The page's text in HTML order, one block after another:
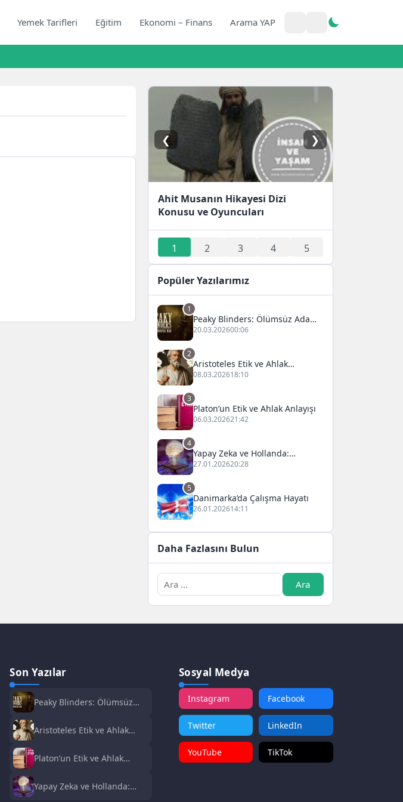
Yemek Tarifleri Eğitim Ekonomi – Finans Arama YAP
Ahit Musanın Hikayesi Dizi
Konusu ve Oyuncuları
❮ ❯
1 2 3 4 5
Popüler Yazılarımız
1
Peaky Blinders: Ölümsüz Adam
Film Konusu, Oyuncuları ve
İnceleme
20.03.202600:06
2
Aristoteles Etik ve Ahlak
Felsefesi
08.03.202618:10
3
Platon’un Etik ve Ahlak Anlayışı
06.03.202621:42
4
Yapay Zeka ve Hollanda:
Fırsatlar ve Zorluklar
27.01.202620:28
5
Danimarka’da Çalışma Hayatı
26.01.202614:11
Daha Fazlasını Bulun
Son Yazılar
Peaky Blinders: Ölümsüz
Oyuncuları ve İnceleme
Aristoteles Etik ve Ahlak
Platon’un Etik ve Ahlak
Yapay Zeka ve Hollanda:
Sosyal Medya
Instagram Facebook
Twitter LinkedIn
YouTube TikTok